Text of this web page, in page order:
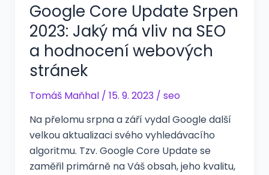
Google Core Update Srpen
2023: Jaký má vliv na SEO
a hodnocení webových
stránek
Tomáš Maňhal / 15. 9. 2023 / seo
Na přelomu srpna a září vydal Google další
velkou aktualizaci svého vyhledávacího
algoritmu. Tzv. Google Core Update se
zaměřil primárně na Váš obsah, jeho kvalitu,